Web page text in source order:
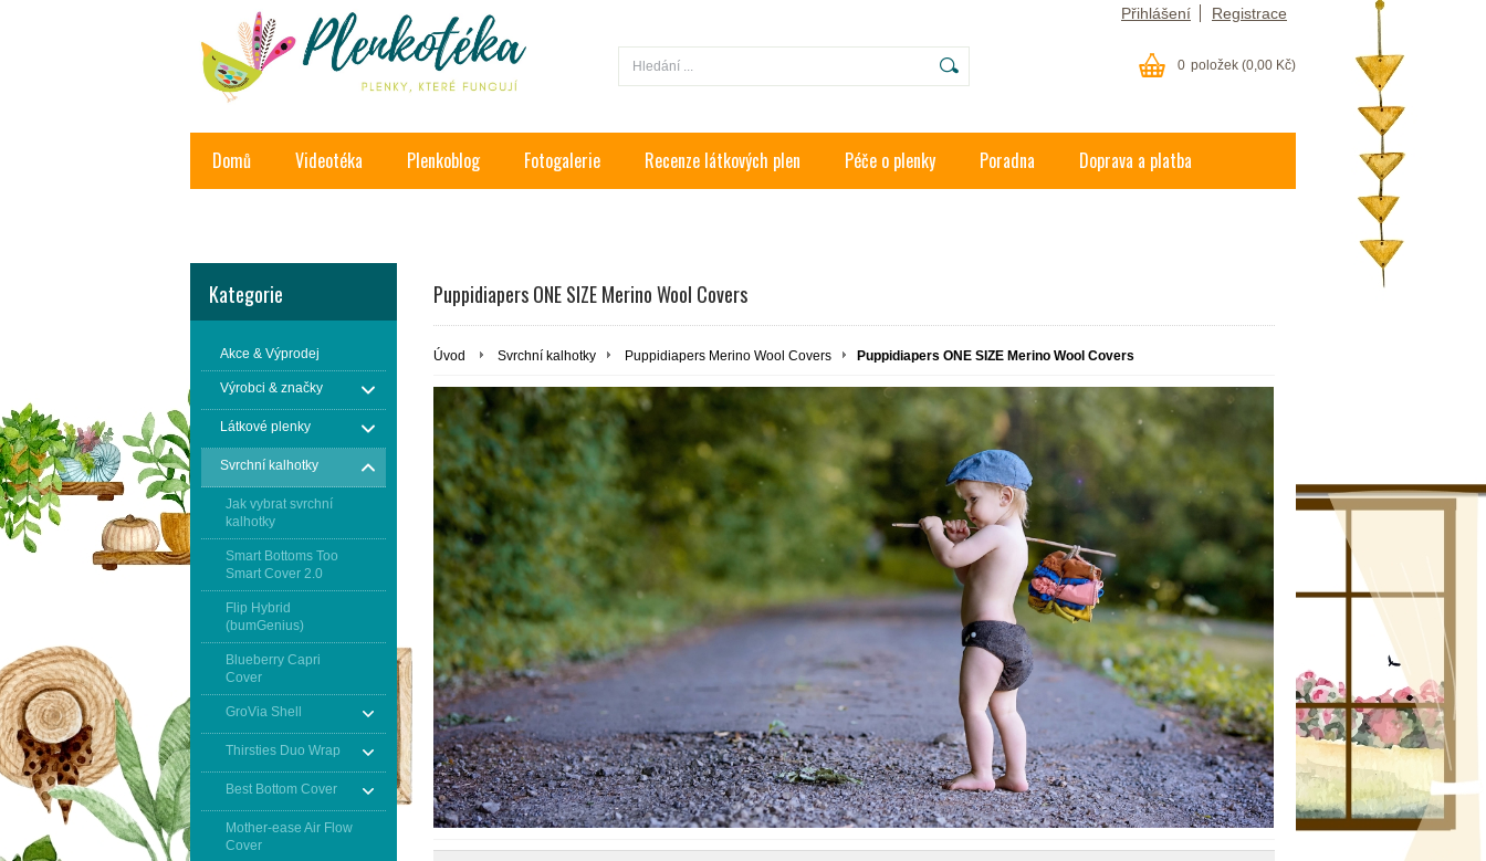
Přihlášení Registrace
0 položek (0,00 Kč)
Domů Videotéka Plenkoblog Fotogalerie Recenze látkových plen Péče o plenky Poradna Doprava a platba
Kategorie
Akce & Výprodej
Výrobci & značky
Látkové plenky
Svrchní kalhotky
Jak vybrat svrchní
kalhotky
Smart Bottoms Too
Smart Cover 2.0
Flip Hybrid
(bumGenius)
Blueberry Capri
Cover
GroVia Shell
Thirsties Duo Wrap
Best Bottom Cover
Mother-ease Air Flow
Cover
Puppidiapers ONE SIZE Merino Wool Covers
Úvod Svrchní kalhotky Puppidiapers Merino Wool Covers Puppidiapers ONE SIZE Merino Wool Covers